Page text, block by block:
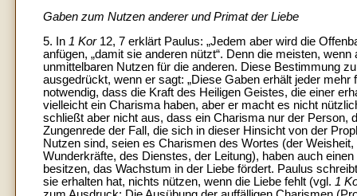
Gaben zum Nutzen anderer und Primat der Liebe
5. In 1 Kor12, 7 erklärt Paulus: „Jedem aber wird die
anfügen, „damit sie anderen nützt“. Denn die meisten,
unmittelbaren Nutzen für die anderen. Diese Bestimmung
ausgedrückt, wenn er sagt: „Diese Gaben erhält jeder
notwendig, dass die Kraft des Heiligen Geistes, die einer
vielleicht ein Charisma haben, aber er macht es nicht
schließt aber nicht aus, dass ein Charisma nur der Person,
Zungenrede der Fall, die sich in dieser Hinsicht von der
Nutzen sind, seien es Charismen des Wortes (der
Wunderkräfte, des Dienstes, der Leitung), haben auch
besitzen, das Wachstum in der Liebe fördert. Paulus
sie erhalten hat, nichts nützen, wenn die Liebe fehlt (vgl. 1